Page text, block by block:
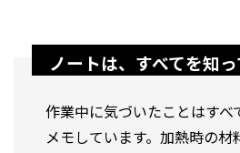
ノートは、すべてを知
作業中に気づいたことはすべ
メモしています。加熱時の